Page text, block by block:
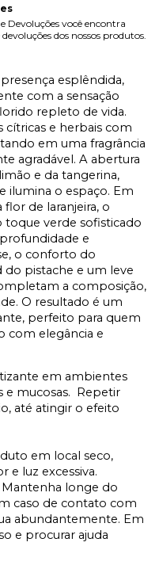
Devoluções você encontra
dos nossos produtos.
esplêndida,
com a sensação
repleto de vida.
e herbais com
em uma fragrância
agradável. A abertura
e da tangerina,
ilumina o espaço. Em
flor de laranjeira, o
verde sofisticado
e
o conforto do
do pistache e um leve
a composição,
O resultado é um
perfeito para quem
com elegância e
em ambientes
e mucosas. Repetir
até atingir o efeito
em local seco,
e luz excessiva.
longe do
caso de contato com
abundantemente. Em
e procurar ajuda